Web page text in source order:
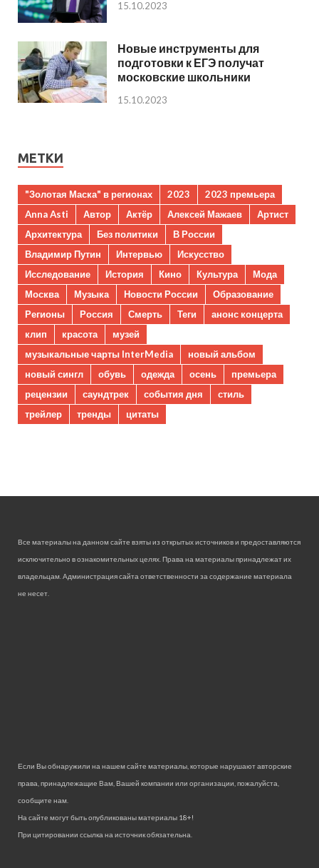
15.10.2023
Новые инструменты для
подготовки к ЕГЭ получат
московские школьники
15.10.2023
МЕТКИ
"Золотая Маска" в регионах 2023
2023 премьера
Anna Asti
Автор Актёр Алексей Мажаев
Артист
Архитектура
Без политики
В России
Владимир Путин
Интервью
Искусство
Исследование
История Кино Культура
Мода
Москва
Музыка Новости России
Образование
Регионы
Россия Смерть Теги
анонс концерта
клип
красота
музей
музыкальные чарты InterMedia
новый альбом
новый сингл
обувь одежда осень
премьера
рецензии
саундтрек события дня
стиль
трейлер
тренды цитаты
Все материалы на данном сайте взяты из открытых источников и предоставляются
исключительно в ознакомительных целях. Права на материалы принадлежат их
владельцам. Администрация сайта ответственности за содержание материала
не несет.
Если Вы обнаружили на нашем сайте материалы, которые нарушают авторские
права, принадлежащие Вам, Вашей компании или организации, пожалуйста,
сообщите нам.
На сайте могут быть опубликованы материалы 18+!
При цитировании ссылка на источник обязательна.